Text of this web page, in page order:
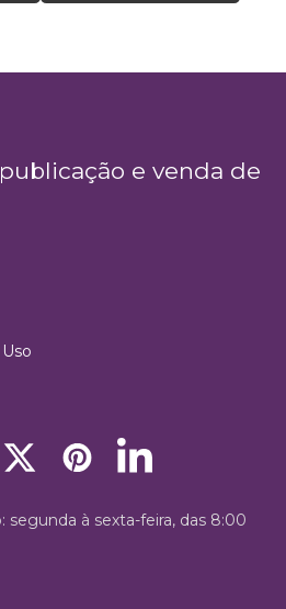
e venda de
segunda à sexta-feira, das 8:00